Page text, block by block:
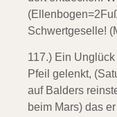
Schwertgeselle!
117.) Ein
Pfeil gelenkt,
auf Balders
beim Mars) das